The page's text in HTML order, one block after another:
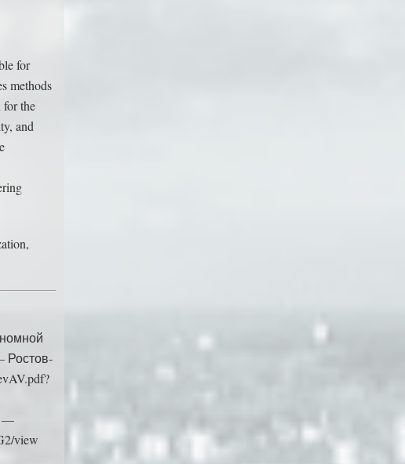
for
methods
for the
and
Ростов-
—
view